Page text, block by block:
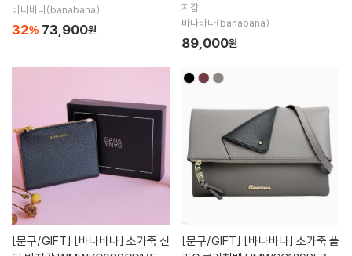
바나바나(banabana)
32% 73,900원
지갑
바나바나(banabana)
89,000원
[문구/GIFT] [문구/GIFT]